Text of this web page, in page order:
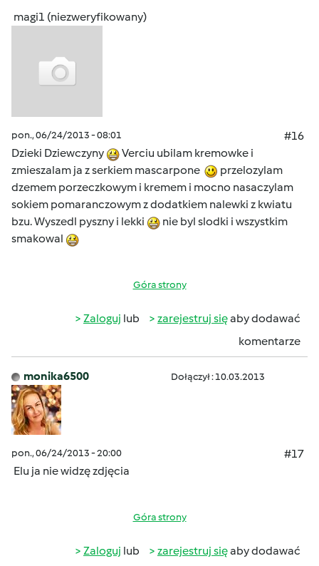
magi1 (niezweryfikowany)
pon., 06/24/2013 - 08:01
#16
Dzieki Dziewczyny
Verciu ubilam kremowke i
zmieszalam ja z serkiem mascarpone
przelozylam
dzemem porzeczkowym i kremem i mocno nasaczylam
sokiem pomaranczowym z dodatkiem nalewki z kwiatu
bzu. Wyszedl pyszny i lekki
nie byl slodki i wszystkim
smakowal
Góra strony
Zaloguj lub zarejestruj sięaby dodawać
komentarze
monika6500 Dołączył : 10.03.2013
pon., 06/24/2013 - 20:00
#17
Elu ja nie widzę zdjęcia
Góra strony
Zaloguj lub zarejestruj sięaby dodawać